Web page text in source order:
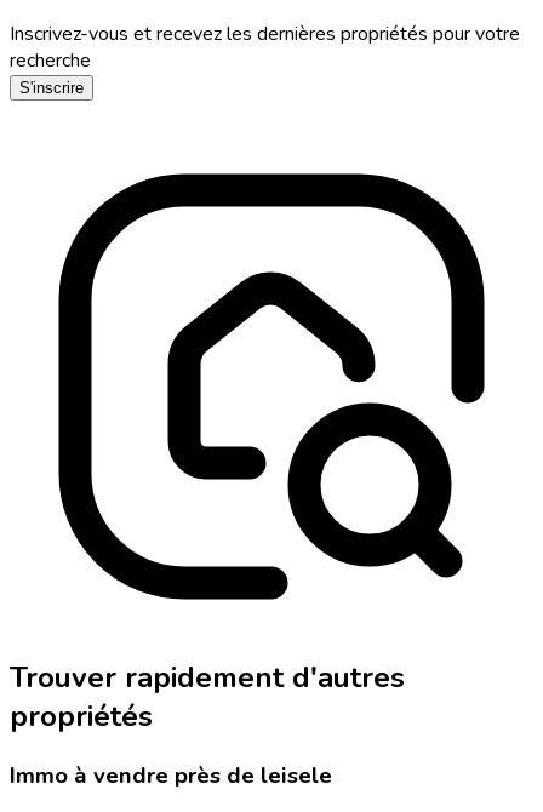
Inscrivez-vous et recevez les dernières propriétés pour votre
recherche
S'inscrire
Trouver rapidement d'autres
propriétés
Immo à vendre près de leisele